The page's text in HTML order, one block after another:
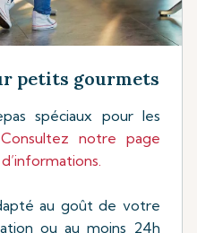
petits gourmets
spéciaux pour les
Consultez notre page
au goût de votre
ou au moins 24h